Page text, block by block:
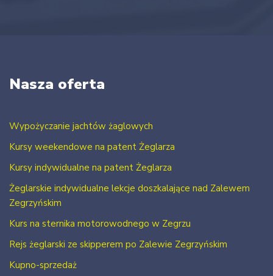
Nasza oferta
Wypożyczanie jachtów żaglowych
Kursy weekendowe na patent Żeglarza
Kursy indywidualne na patent Żeglarza
Żeglarskie indywidualne lekcje doszkalające nad Zalewem
Zegrzyńskim
Kurs na sternika motorowodnego w Zegrzu
Rejs żeglarski ze skipperem po Zalewie Zegrzyńskim
Kupno-sprzedaż